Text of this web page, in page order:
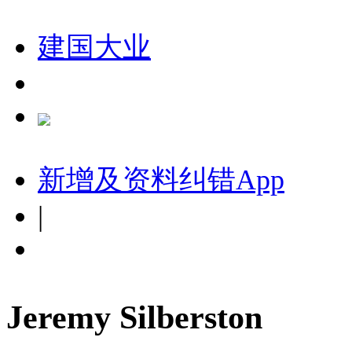
建国大业
新增及资料纠错App
|
Jeremy Silberston